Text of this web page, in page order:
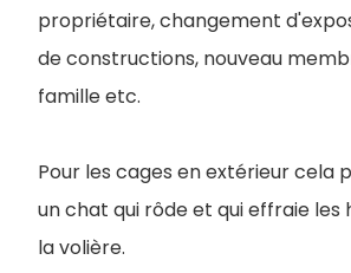
propriétaire, changement
de constructions, nouveau
famille etc.
Pour les cages en extérieur cela
un chat qui rôde et qui effraie les
la volière.